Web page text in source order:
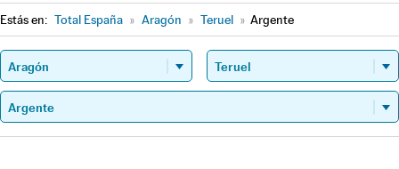
Estás en: Total España » Aragón » Teruel » Argente